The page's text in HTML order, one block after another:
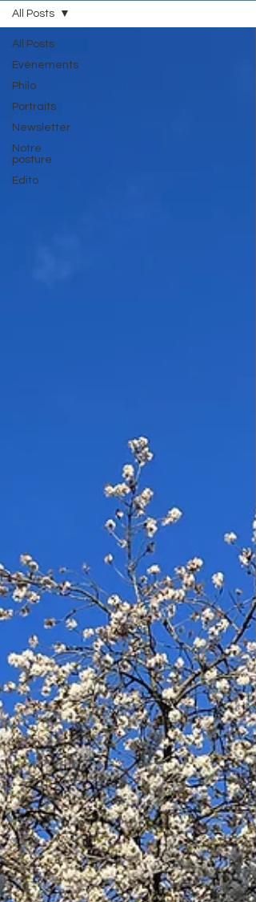
All Posts
Evénements
Philo
Portraits
Newsletter
Notre
posture
Edito
All Posts